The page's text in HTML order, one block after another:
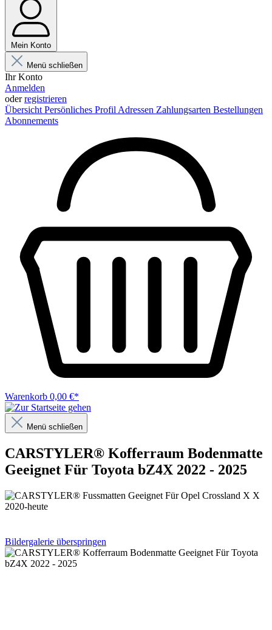
Mein Konto
Menü schließen
Ihr Konto
Anmelden
oderregistrieren
Übersicht Persönliches Profil Adressen Zahlungsarten Bestellungen
Abonnements
Warenkorb 0,00 €*
Menü schließen
CARSTYLER® Kofferraum Bodenmatte
Geeignet Für Toyota bZ4X 2022 - 2025
Bildergalerie überspringen